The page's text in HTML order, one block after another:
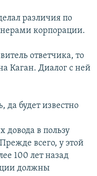
различия по
корпорации.
ответчика, то
Каган. Диалог с ней
да будет известно
довода в пользу
всего, у этой
100 лет назад
должны